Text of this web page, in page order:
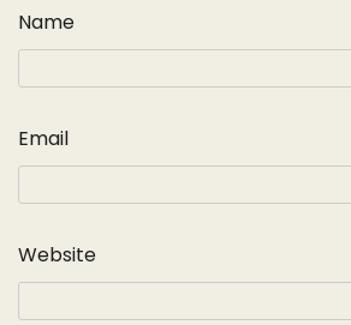
Name
Email
Website